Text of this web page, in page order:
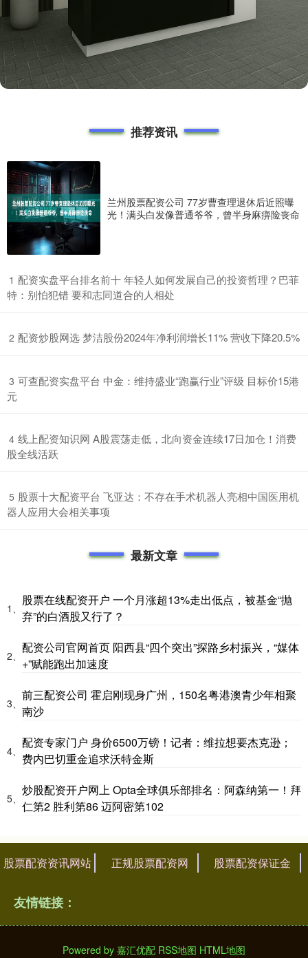
推荐资讯
兰州股票配资公司 77岁曹查理退休后近照曝
光！满头白发像普通爷爷，曾半身麻痹险丧命
1 ​配资实盘平台排名前十 年轻人如何发展自己的投资哲理？巴菲
特：别怕犯错 要和志同道合的人相处
2 ​配资炒股网选 梦洁股份2024年净利润增长11% 营收下降20.5%
3 ​可查配资实盘平台 中金：维持盛业“跑赢行业”评级 目标价15港
元
4 ​线上配资知识网 A股震荡走低，北向资金连续17日加仓！消费
股全线活跃
5 ​股票十大配资平台 飞亚达：不存在手术机器人亮相中国医用机
器人应用大会相关事项
最新文章
1、
股票在线配资开户 一个月涨超13%走出低点，被基金“抛
弃”的白酒股又行了？
2、
配资公司官网首页 阳西县“四个突出”探路乡村振兴，“媒体
+”赋能跑出加速度
3、
前三配资公司 霍启刚现身广州，150名粤港澳青少年相聚
南沙
4、
配资专家门户 身价6500万镑！记者：维拉想要杰克逊；
费内巴切重金追求沃特金斯
5、
炒股配资开户网上 Opta全球俱乐部排名：阿森纳第一！拜
仁第2 胜利第86 迈阿密第102
股票配资资讯网站 正规股票配资网 股票配资保证金
友情链接：
Powered by 嘉汇优配 RSS地图 HTML地图